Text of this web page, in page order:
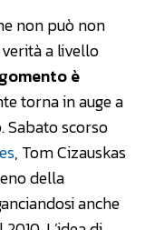
non può non
a livello
è
torna in auge a
Sabato scorso
, Tom Cizauskas
della
anche